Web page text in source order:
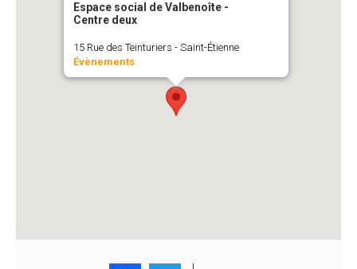
Espace social de Valbenoîte -
Centre deux
15 Rue des Teinturiers - Saint-Étienne
Évènements